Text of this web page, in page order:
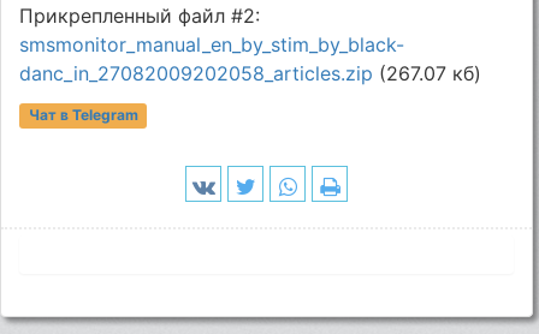
Прикрепленный файл #2:
smsmonitor_manual_en_by_stim_by_black-
danc_in_27082009202058_articles.zip (267.07 кб)
Чат в Telegram